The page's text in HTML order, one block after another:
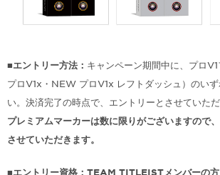
■エントリー方法： キャンペーン期間中に、プロV1
プロV1x・NEW プロV1x レフトダッシュ）のいず
い。決済完了の時点で、エントリーとさせていただ
プレミアムマーカーは数に限りがございますので
させていただきます。
■エントリー資格：TEAM TITLEISTメンバーの方